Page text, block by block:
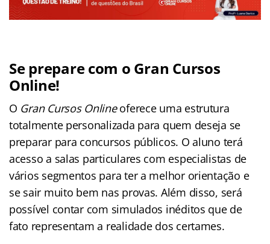
Se prepare com o Gran Cursos
Online!
O Gran Cursos Onlineoferece uma estrutura
totalmente personalizada para quem deseja se
preparar para concursos públicos. O aluno terá
acesso a salas particulares com especialistas de
vários segmentos para ter a melhor orientação e
se sair muito bem nas provas. Além disso, será
possível contar com simulados inéditos que de
fato representam a realidade dos certames.